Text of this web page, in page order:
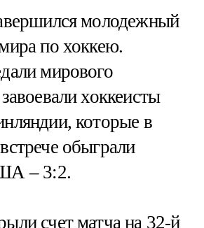
молодежный
по хоккею.
мирового
хоккеисты
которые в
обыграли
– 3:2.
счет матча на 32-й